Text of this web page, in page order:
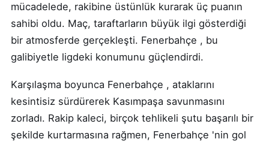
mücadelede, rakibine üstünlük kurarak üç puanın
sahibi oldu. Maç, taraftarların büyük ilgi gösterdiği
bir atmosferde gerçekleşti. Fenerbahçe , bu
galibiyetle ligdeki konumunu güçlendirdi.
Karşılaşma boyunca Fenerbahçe , ataklarını
kesintisiz sürdürerek Kasımpaşa savunmasını
zorladı. Rakip kaleci, birçok tehlikeli şutu başarılı bir
şekilde kurtarmasına rağmen, Fenerbahçe 'nin gol